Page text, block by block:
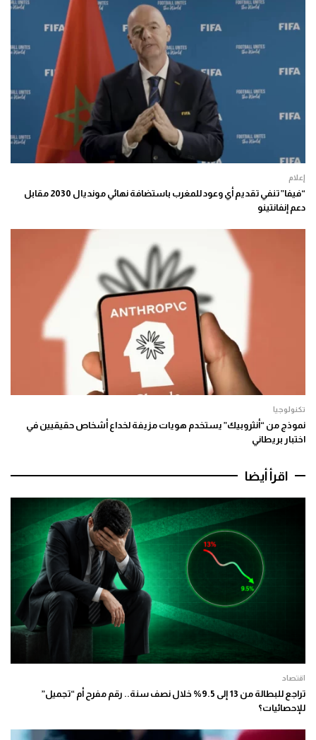
إعلام
“فيفا” تنفي تقديم أي وعود للمغرب باستضافة نهائي مونديال 2030 مقابل
دعم إنفانتينو
تكنولوجيا
نموذج من “أنثروبيك” يستخدم هويات مزيفة لخداع أشخاص حقيقيين في
اختبار بريطاني
اقرأ أيضا
اقتصاد
تراجع للبطالة من 13 إلى 9.5% خلال نصف سنة.. رقم مفرح أم “تجميل”
للإحصائيات؟